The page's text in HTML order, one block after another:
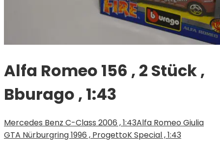
Alfa Romeo 156 , 2 Stück ,
Bburago , 1:43
Mercedes Benz C-Class 2006 , 1:43Alfa Romeo Giulia
GTA Nürburgring 1996 , ProgettoK Special , 1:43